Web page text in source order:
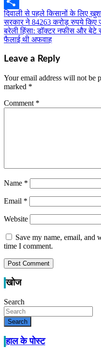
Share
Post
navigation
दिवाली से पहले किसानों के लिए
सरकार ने 84263 करोड़ रुपये किए
बरेली हिंसा: डॉक्टर नफीस और बेटे
फैलाई थी अफवाह
Leave a Reply
Your email address will not be
marked *
Comment *
Name *
Email *
Website
Save my name, email, and
time I comment.
खोज
Search
Search
हाल के पोस्ट